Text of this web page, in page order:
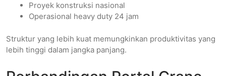
Proyek konstruksi nasional
Operasional heavy duty 24 jam
Struktur yang lebih kuat memungkinkan produktivitas yang
lebih tinggi dalam jangka panjang.